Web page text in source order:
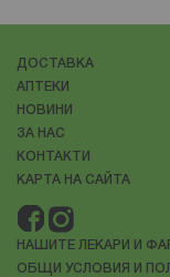
ДОСТАВКА
АПТЕКИ
НОВИНИ
ЗА НАС
КОНТАКТИ
КАРТА НА САЙТА
НАШИТЕ ЛЕКАРИ И
ОБЩИ УСЛОВИЯ И